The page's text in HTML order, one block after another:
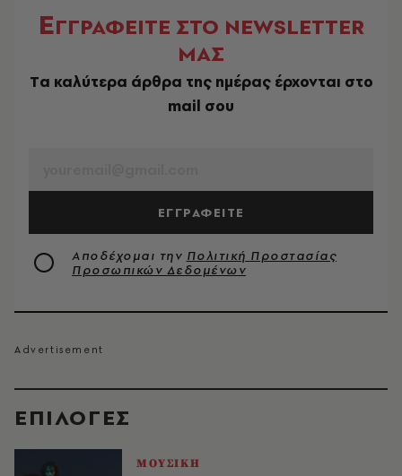
EΠΙΛΟΓΈΣ
ΜΟΥΣΙΚΗ
ΕΓΓΡΑΦΕΙΤΕ ΣΤΟ NEWSLETTER
ΜΑΣ
Tα καλύτερα άρθρα της ημέρας έρχονται στο
mail σου
ΕΓΓΡΑΦΕΙΤΕ
Αποδέχομαι την Πολιτική Προστασίας
Προσωπικών Δεδομένων